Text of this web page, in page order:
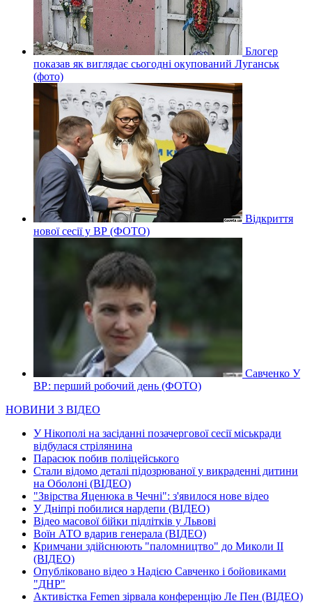
Блогер
показав як виглядає сьогодні окупований Луганськ
(фото)
Відкриття
нової сесії у ВР (ФОТО)
Савченко У
ВР: перший робочий день (ФОТО)
НОВИНИ З ВІДЕО
У Нікополі на засіданні позачергової сесії міськради
відбулася стрілянина
Парасюк побив поліцейського
Стали відомо деталі підозрюваної у викраденні дитини
на Оболоні (ВІДЕО)
"Звірства Яценюка в Чечні": з'явилося нове відео
У Дніпрі побилися нардепи (ВІДЕО)
Відео масової бійки підлітків у Львові
Воїн АТО вдарив генерала (ВІДЕО)
Кримчани здійснюють "паломництво" до Миколи ІІ
(ВІДЕО)
Опубліковано відео з Надією Савченко і бойовиками
"ДНР"
Активістка Femen зірвала конференцію Ле Пен (ВІДЕО)